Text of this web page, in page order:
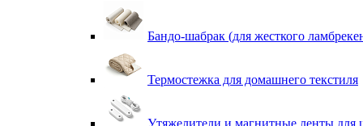
Бандо-шабрак (для жесткого
Термостежка для домашнего текстиля
Утяжелители и магнитные ленты для